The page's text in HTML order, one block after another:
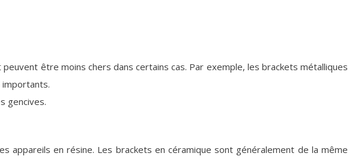
être moins chers dans certains cas. Par exemple, les brackets métalliques
gencives.
appareils en résine. Les brackets en céramique sont généralement de la même